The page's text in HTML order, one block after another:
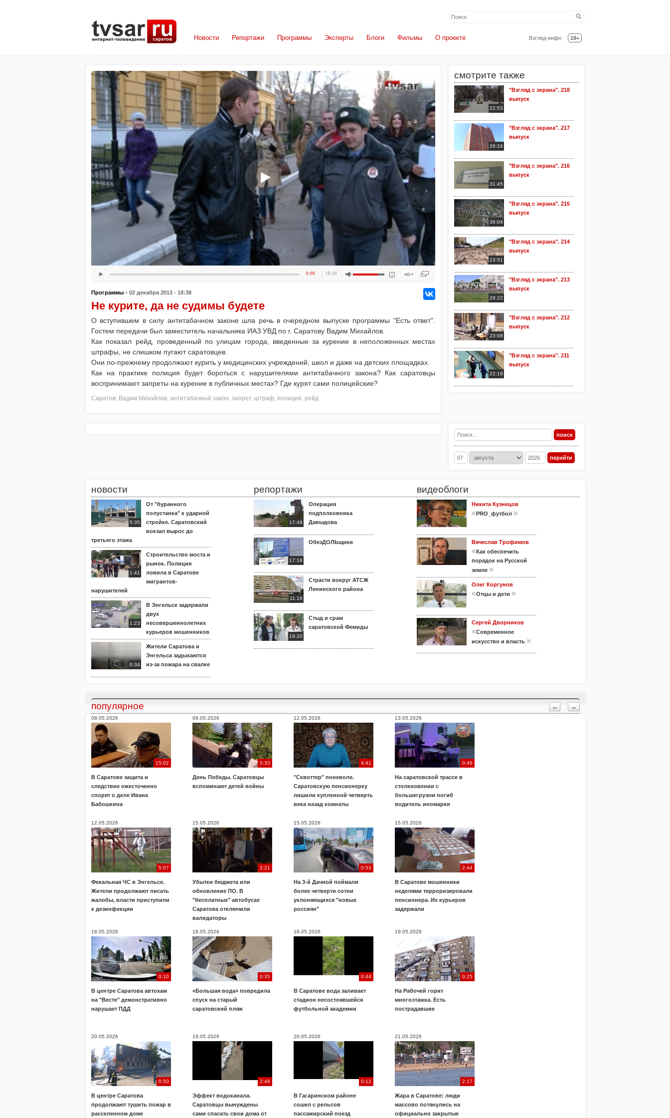
Взгляд-инфо 18+
Новости Репортажи Программы Эксперты Блоги Фильмы О проекте
смотрите также
22:53
"Взгляд с экрана". 218
выпуск
26:24
"Взгляд с экрана". 217
выпуск
31:45
"Взгляд с экрана". 216
выпуск
36:04
"Взгляд с экрана". 215
выпуск
23:51
"Взгляд с экрана". 214
выпуск
28:22
"Взгляд с экрана". 213
выпуск
23:08
"Взгляд с экрана". 212
выпуск
22:19
"Взгляд с экрана". 211
выпуск
0:00 18:10
Программы › 02 декабря 2013 - 18:38
Не курите, да не судимы будете
О вступившем в силу антитабачном законе шла речь в очередном выпуске программы "Есть ответ".
Гостем передачи был заместитель начальника ИАЗ УВД по г. Саратову Вадим Михайлов.
Как показал рейд, проведенный по улицам города, введенные за курение в неположенных местах
штрафы, не слишком пугают саратовцев.
Они по-прежнему продолжают курить у медицинских учреждений, школ и даже на детских площадках.
Как на практике полиция будет бороться с нарушителями антитабачного закона? Как саратовцы
воспринимают запреты на курение в публичных местах? Где курят сами полицейские?
Саратов, Вадим Михайлов, антитабачный закон, запрет, штраф, полиция, рейд
новости
5:35
От "буранного
полустанка" к ударной
стройке. Саратовский
вокзал вырос до
третьего этажа
1:41
Строительство моста и
рынок. Полиция
ловила в Саратове
мигрантов-
нарушителей
1:23
В Энгельсе задержали
двух
несовершеннолетних
курьеров мошенников
0:34
Жители Саратова и
Энгельса задыхаются
из-за пожара на свалке
репортажи
17:49
Операция
подполковника
Давыдова
17:18
ОбезДОЛЬщики
11:16
Страсти вокруг АТСЖ
Ленинского района
19:20
Стыд и срам
саратовской Фемиды
видеоблоги
Никита Кузнецов
«PRO_футбол »
Вячеслав Трофимов
«Как обеспечить
порядок на Русской
земле »
Олег Коргунов
«Отцы и дети »
Сергей Дворников
«Современное
искусство и власть »
← →
популярное
08.05.2026
15:02
В Саратове защита и
следствие ожесточенно
спорят о деле Ивана
Бабошкина
08.05.2026
0:33
День Победы. Саратовцы
вспоминают детей войны
12.05.2026
4:41
"Сквоттер" поневоле.
Саратовскую пенсионерку
лишили купленной четверть
века назад комнаты
13.05.2026
0:46
На саратовской трассе в
столкновении с
большегрузом погиб
водитель иномарки
12.05.2026
5:07
Фекальная ЧС в Энгельсе.
Жители продолжают писать
жалобы, власти приступили
к дезинфекции
15.05.2026
2:21
Убытки бюджета или
обновление ПО. В
"бесплатных" автобусах
Саратова отключили
валидаторы
15.05.2026
0:53
На 3-й Дачной поймали
более четверти сотни
уклоняющихся "новых
россиян"
15.05.2026
2:44
В Саратове мошенники
неделями терроризировали
пенсионера. Их курьеров
задержали
18.05.2026
0:10
В центре Саратова автохам
на "Весте" демонстративно
нарушает ПДД
18.05.2026
0:35
«Большая вода» повредила
спуск на старый
саратовский пляж
18.05.2026
0:44
В Саратове вода заливает
стадион несостоявшейся
футбольной академии
19.05.2026
0:25
На Рабочей горит
многоэтажка. Есть
пострадавшие
20.05.2026
0:50
В центре Саратова
продолжают тушить пожар в
расселенном доме
19.05.2026
2:49
Эффект водоканала.
Саратовцы вынуждены
сами спасать свои дома от
20.05.2026
0:12
В Гагаринском районе
сошел с рельсов
пассажирский поезд
21.05.2026
2:17
Жара в Саратове: люди
массово потянулись на
официально закрытые